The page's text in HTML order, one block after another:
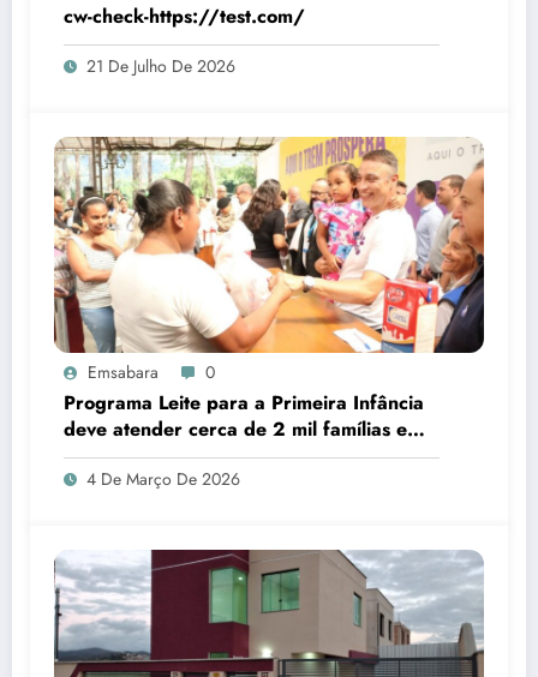
cw-check-https://test.com/
21 De Julho De 2026
Emsabara 0
Programa Leite para a Primeira Infância
deve atender cerca de 2 mil famílias em
Sabará
4 De Março De 2026